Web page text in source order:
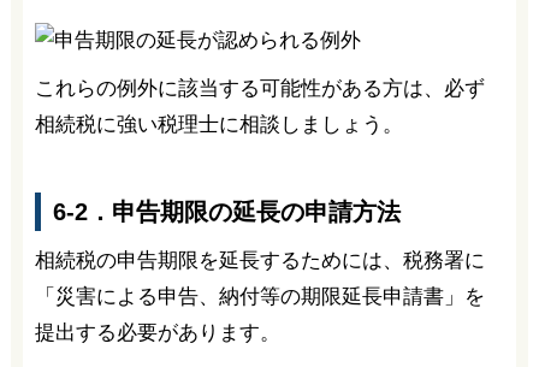
これらの例外に該当する可能性がある方は、必ず
相続税に強い税理士に相談しましょう。
6-2．申告期限の延長の申請方法
相続税の申告期限を延長するためには、税務署に
「災害による申告、納付等の期限延長申請書」を
提出する必要があります。